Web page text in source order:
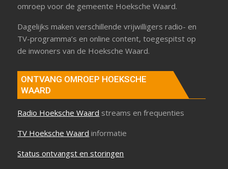
omroep voor de gemeente Hoeksche Waard.
Dagelijks maken verschillende vrijwilligers radio- en
TV-programma’s en online content, toegespitst op
de inwoners van de Hoeksche Waard.
ONTVANG OMROEP HOEKSCHE
WAARD
Radio Hoeksche Waard streams en frequenties
TV Hoeksche Waard informatie
Status ontvangst en storingen